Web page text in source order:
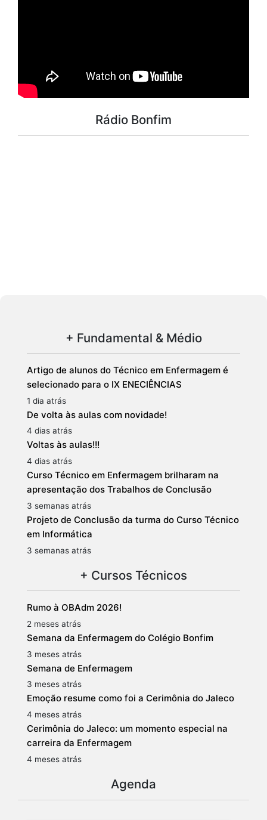
Rádio Bonfim
+ Fundamental & Médio
Artigo de alunos do Técnico em Enfermagem é
selecionado para o IX ENECIÊNCIAS
1 dia atrás
De volta às aulas com novidade!
4 dias atrás
Voltas às aulas!!!
4 dias atrás
Curso Técnico em Enfermagem brilharam na
apresentação dos Trabalhos de Conclusão
3 semanas atrás
Projeto de Conclusão da turma do Curso Técnico
em Informática
3 semanas atrás
+ Cursos Técnicos
Rumo à OBAdm 2026!
2 meses atrás
Semana da Enfermagem do Colégio Bonfim
3 meses atrás
Semana de Enfermagem
3 meses atrás
Emoção resume como foi a Cerimônia do Jaleco
4 meses atrás
Cerimônia do Jaleco: um momento especial na
carreira da Enfermagem
4 meses atrás
Agenda